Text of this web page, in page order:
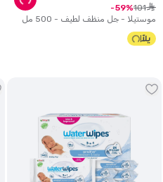
موستيلا - جل منظف لطيف - 500 مل
ê
101
59